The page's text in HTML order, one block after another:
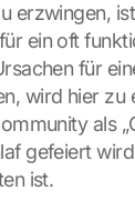
erzwingen,
ein oft
für
wird hier zu
als
gefeiert
ist.